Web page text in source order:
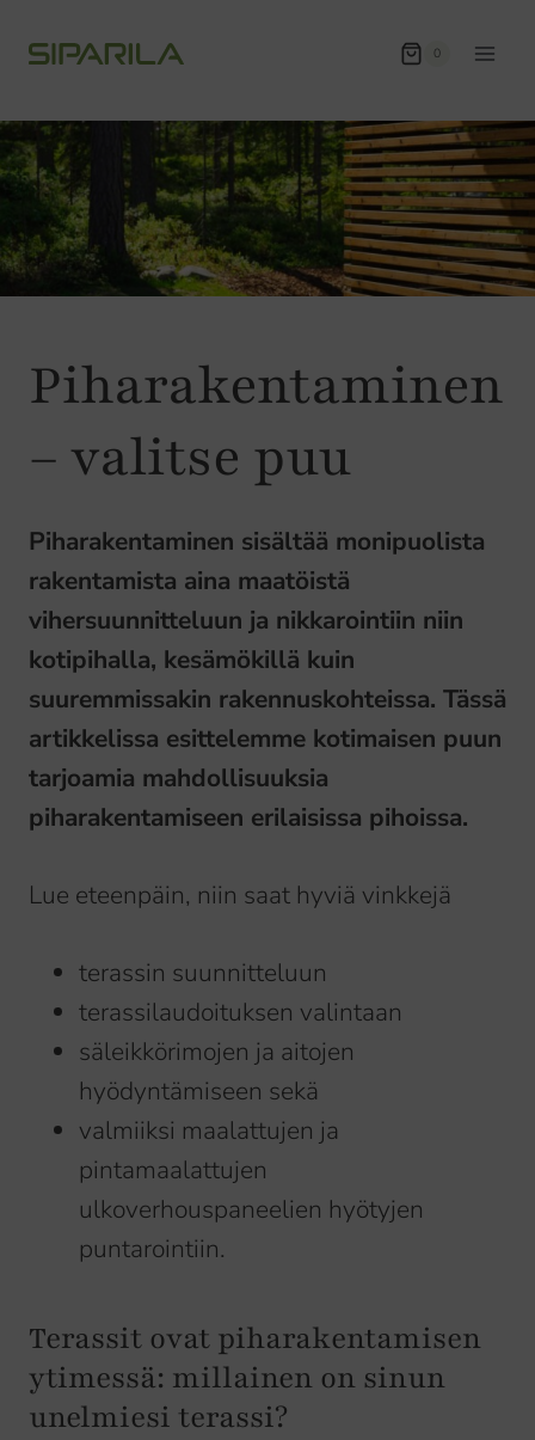
sisältöön
0
Piharakentaminen
– valitse puu
Piharakentaminen sisältää monipuolista
rakentamista aina maatöistä
vihersuunnitteluun ja nikkarointiin niin
kotipihalla, kesämökillä kuin
suuremmissakin rakennuskohteissa. Tässä
artikkelissa esittelemme kotimaisen puun
tarjoamia mahdollisuuksia
piharakentamiseen erilaisissa pihoissa.
Lue eteenpäin, niin saat hyviä vinkkejä
terassin suunnitteluun
terassilaudoituksen valintaan
säleikkörimojen ja aitojen
hyödyntämiseen sekä
valmiiksi maalattujen ja
pintamaalattujen
ulkoverhouspaneelien hyötyjen
puntarointiin.
Terassit ovat piharakentamisen
ytimessä: millainen on sinun
unelmiesi terassi?